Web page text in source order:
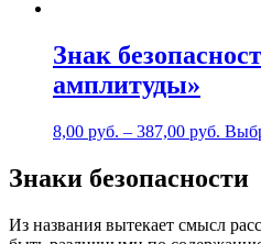
Знак
амплитуды»
8,00 руб. – 387,00 руб.
Знаки безопасности
Из названия вытекает смысл